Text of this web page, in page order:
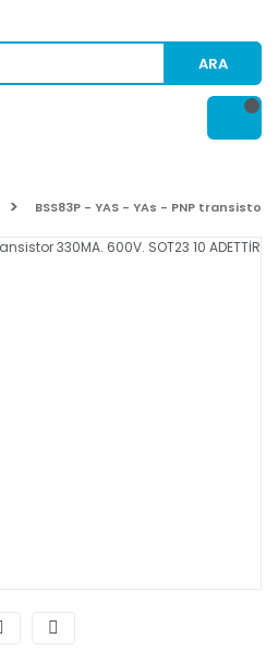
ARA
BSS83P - YAS - YAs - PNP transistor